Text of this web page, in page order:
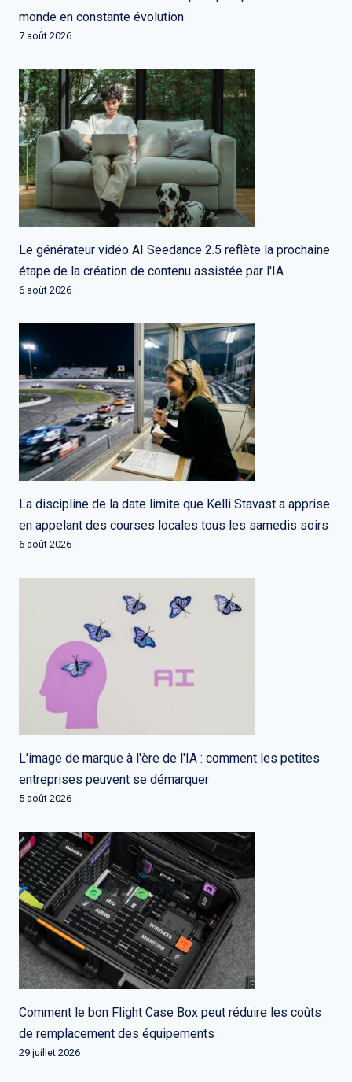
monde en constante évolution
7 août 2026
Le générateur vidéo AI Seedance 2.5 reflète la prochaine
étape de la création de contenu assistée par l'IA
6 août 2026
La discipline de la date limite que Kelli Stavast a apprise
en appelant des courses locales tous les samedis soirs
6 août 2026
L'image de marque à l'ère de l'IA : comment les petites
entreprises peuvent se démarquer
5 août 2026
Comment le bon Flight Case Box peut réduire les coûts
de remplacement des équipements
29 juillet 2026